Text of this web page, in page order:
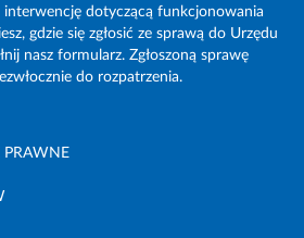
interwencję dotyczącą funkcjonowania
gdzie się zgłosić ze sprawą do Urzędu
nasz formularz. Zgłoszoną sprawę
do rozpatrzenia.
PRAWNE